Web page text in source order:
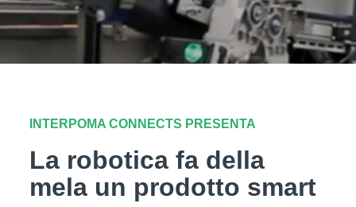
INTERPOMA CONNECTS PRESENTA
La robotica fa della
mela un prodotto smart